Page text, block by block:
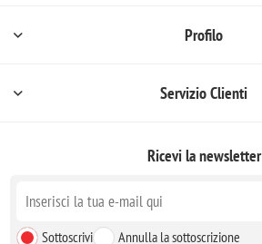
Profilo
Servizio Clienti
Ricevi la newsletter
Sottoscrivi Annulla la sottoscrizione